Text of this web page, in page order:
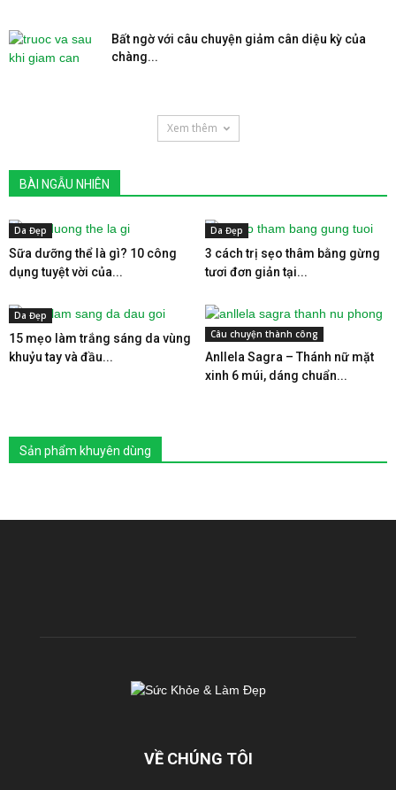
Bất ngờ với câu chuyện giảm cân diệu kỳ của
chàng...
Xem thêm
BÀI NGẪU NHIÊN
Da Đẹp
Sữa dưỡng thể là gì? 10 công
dụng tuyệt vời của...
Da Đẹp
3 cách trị sẹo thâm bằng gừng
tươi đơn giản tại...
Da Đẹp
15 mẹo làm trắng sáng da vùng
khuỷu tay và đầu...
Câu chuyện thành công
Anllela Sagra – Thánh nữ mặt
xinh 6 múi, dáng chuẩn...
Sản phẩm khuyên dùng
VỀ CHÚNG TÔI